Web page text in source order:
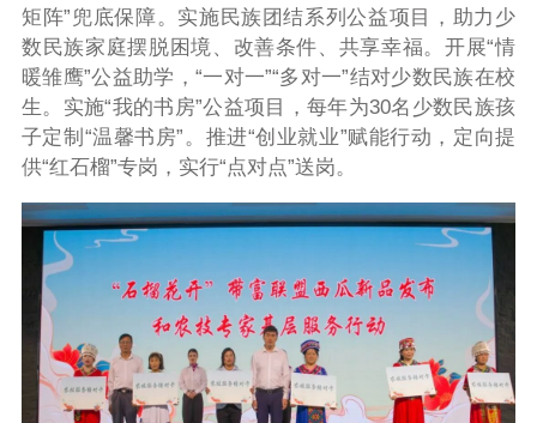
矩阵”兜底保障。实施民族团结系列公益项目，助力少
数民族家庭摆脱困境、改善条件、共享幸福。开展“情
暖雏鹰”公益助学，“一对一”“多对一”结对少数民族在校
生。实施“我的书房”公益项目，每年为30名少数民族孩
子定制“温馨书房”。推进“创业就业”赋能行动，定向提
供“红石榴”专岗，实行“点对点”送岗。